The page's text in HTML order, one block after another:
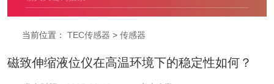
当前位置： TEC传感器 > 传感器
磁致伸缩液位仪在高温环境下的稳定性如何？